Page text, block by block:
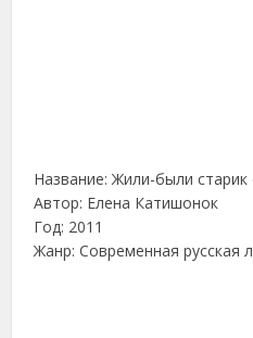
Название: Жили-были старик
Автор: Елена Катишонок
Год: 2011
Жанр: Современная русская